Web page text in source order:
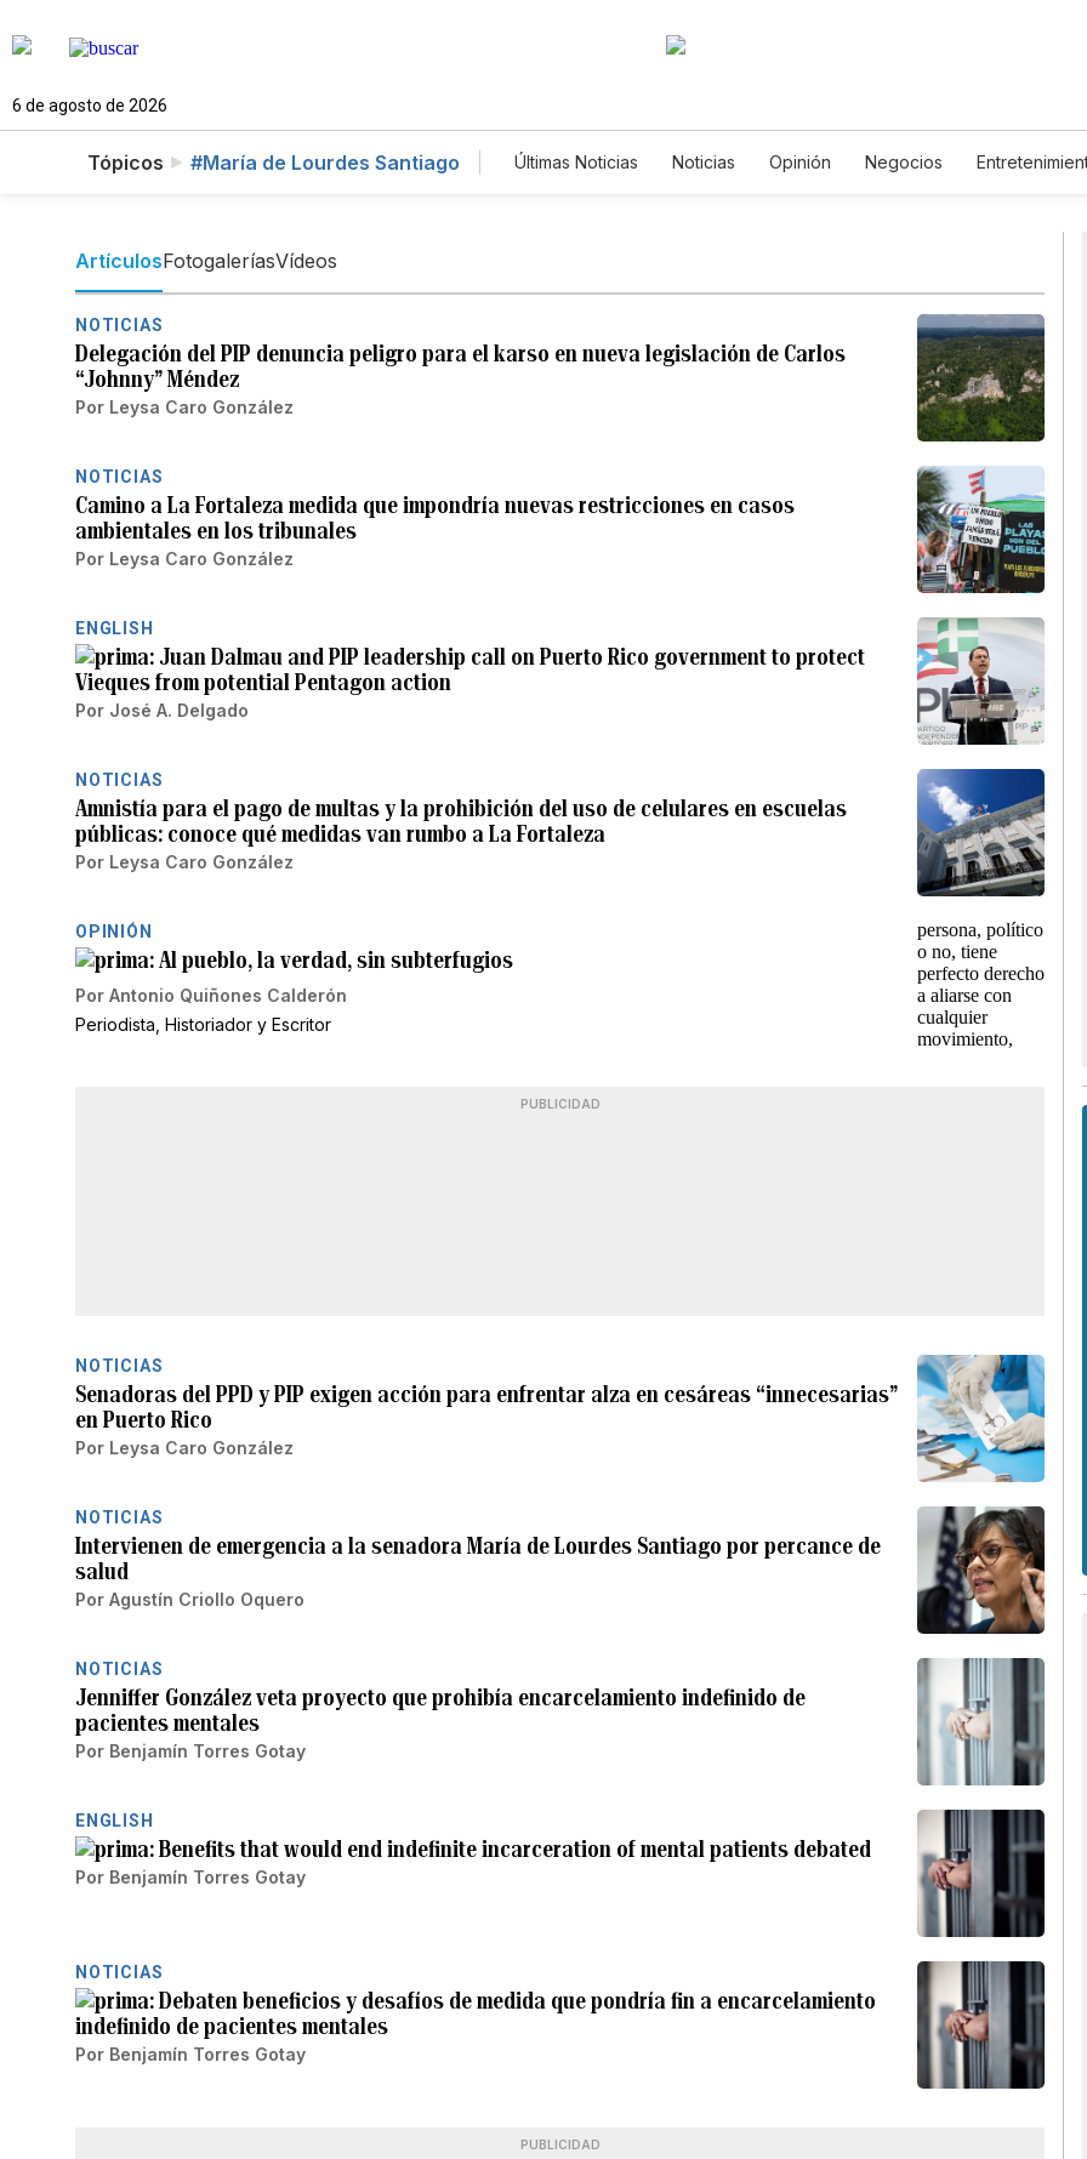
6 de agosto de 2026
Tópicos #María de Lourdes Santiago Últimas Noticias Noticias Opinión Negocios
ArtículosFotogaleríasVídeos
NOTICIAS
Delegación del PIP denuncia peligro para el karso en nueva legislación de Carlos
“Johnny” Méndez
Por Leysa Caro González
NOTICIAS
Camino a La Fortaleza medida que impondría nuevas restricciones en casos
ambientales en los tribunales
Por Leysa Caro González
ENGLISH
Juan Dalmau and PIP leadership call on Puerto Rico government to protect
Vieques from potential Pentagon action
Por José A. Delgado
NOTICIAS
Amnistía para el pago de multas y la prohibición del uso de celulares en escuelas
públicas: conoce qué medidas van rumbo a La Fortaleza
Por Leysa Caro González
OPINIÓN
Al pueblo, la verdad, sin subterfugios
Por Antonio Quiñones Calderón
Periodista, Historiador y Escritor
PUBLICIDAD
NOTICIAS
Senadoras del PPD y PIP exigen acción para enfrentar alza en cesáreas “innecesarias”
en Puerto Rico
Por Leysa Caro González
NOTICIAS
Intervienen de emergencia a la senadora María de Lourdes Santiago por percance de
salud
Por Agustín Criollo Oquero
NOTICIAS
Jenniffer González veta proyecto que prohibía encarcelamiento indefinido de
pacientes mentales
Por Benjamín Torres Gotay
ENGLISH
Benefits that would end indefinite incarceration of mental patients debated
Por Benjamín Torres Gotay
NOTICIAS
Debaten beneficios y desafíos de medida que pondría fin a encarcelamiento
indefinido de pacientes mentales
Por Benjamín Torres Gotay
PUBLICIDAD